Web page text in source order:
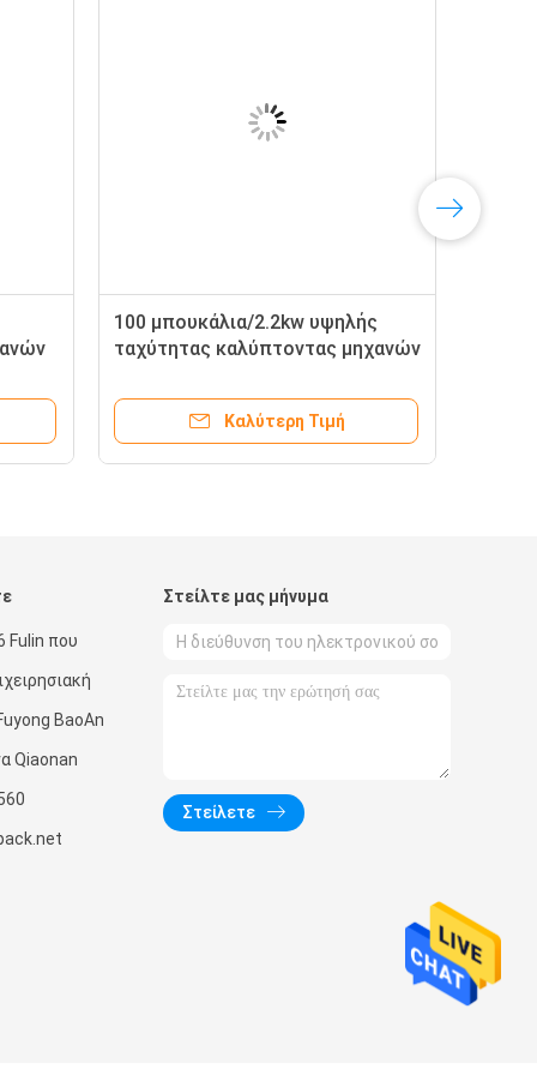
100 μπουκάλια/2.2kw υψηλής
ταχύτητας καλύπτοντας μηχανών
100bpm
Καλύτερη Τιμή
Fulin που
BaoAn
Qiaonan
Στείλτε μας μήνυμα
Στείλετε